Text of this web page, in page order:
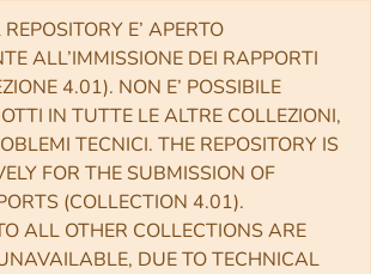
E’ APERTO
ALL’IMMISSIONE DEI RAPPORTI
4.01). NON E’ POSSIBILE
IN TUTTE LE ALTRE COLLEZIONI,
TECNICI. THE REPOSITORY IS
FOR THE SUBMISSION OF
(COLLECTION 4.01).
ALL OTHER COLLECTIONS ARE
DUE TO TECHNICAL